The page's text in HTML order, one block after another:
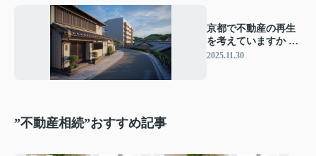
京都で不動産の再生
を考えていますか イ
ンバウンド需要の変
2025.11.30
”不動産相続”おすすめ記事